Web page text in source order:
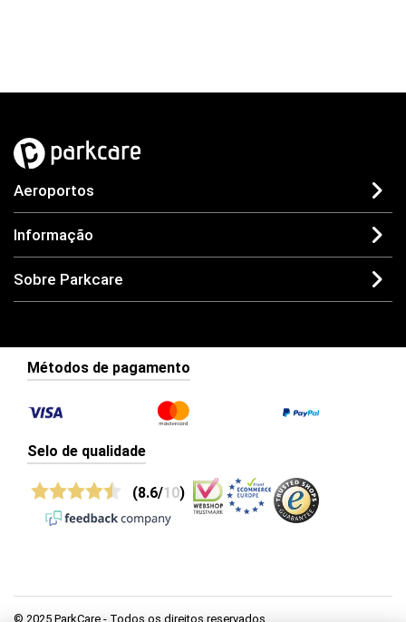
Aeroportos
Informação
Sobre Parkcare
Métodos de pagamento
Selo de qualidade
(8.6/10)
© 2025 ParkCare - Todos os direitos reservados